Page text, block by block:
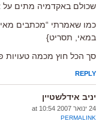
שכולם באקדמיה מתים על
כמו שאמרתי “מכתבים
במאי, תסריט}
סך הכל חוץ מכמה טעויות
REPLY
יניב אידלשטיין
24 ינואר 2007 at 10:54
PERMALINK